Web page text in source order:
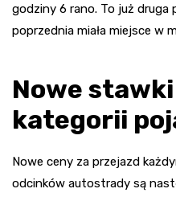
godziny 6 rano. To już druga
poprzednia miała miejsce w
Nowe
kategorii
Nowe ceny za przejazd
odcinków autostrady są